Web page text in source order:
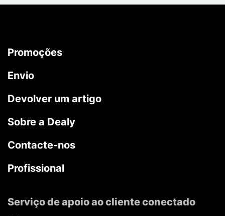
Promoções
Envio
Devolver um artigo
Sobre a Dealy
Contacte-nos
Profissional
Serviço de apoio ao cliente conectado